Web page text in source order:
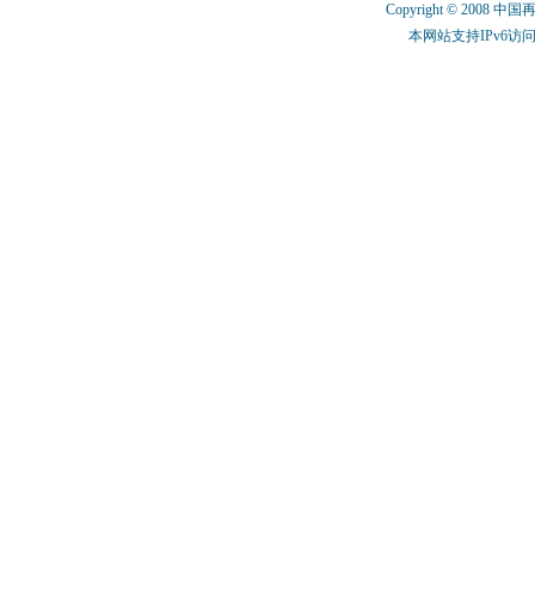
Copyright © 2008 中国
本网站支持IPv6访